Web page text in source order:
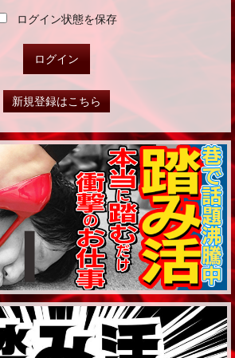
ログイン状態を保存
新規登録はこちら